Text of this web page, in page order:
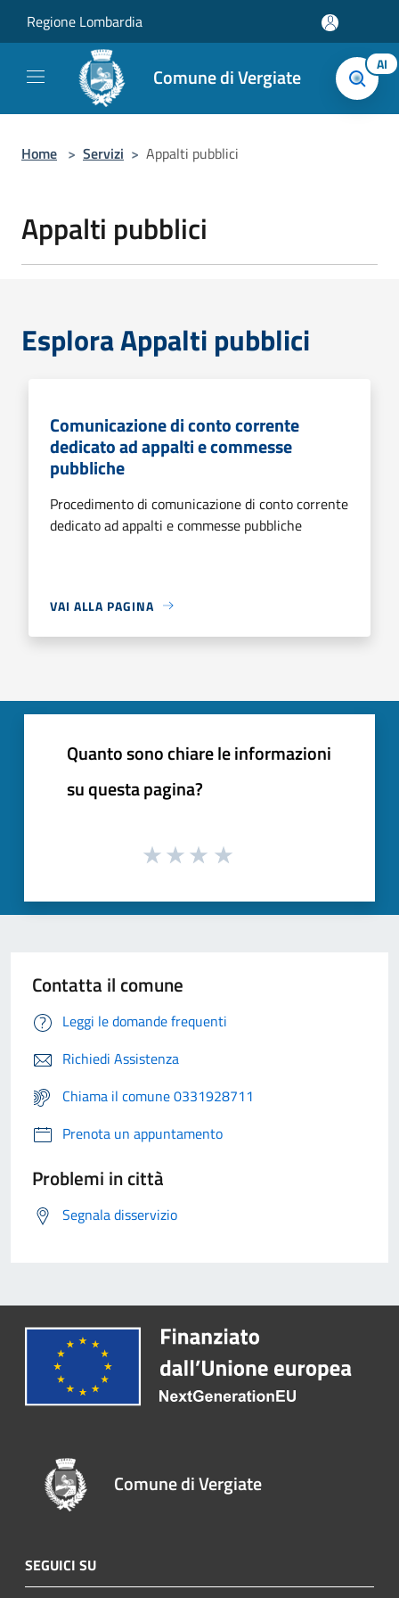
Regione Lombardia
Comune di Vergiate AI
Home > Servizi > Appalti pubblici
Appalti pubblici
Esplora Appalti pubblici
Comunicazione di conto corrente
dedicato ad appalti e commesse
pubbliche
Procedimento di comunicazione di conto corrente
dedicato ad appalti e commesse pubbliche
VAI ALLA PAGINA
Quanto sono chiare le informazioni
su questa pagina?
Contatta il comune
Leggi le domande frequenti
Richiedi Assistenza
Chiama il comune 0331928711
Prenota un appuntamento
Problemi in città
Segnala disservizio
Comune di Vergiate
SEGUICI SU